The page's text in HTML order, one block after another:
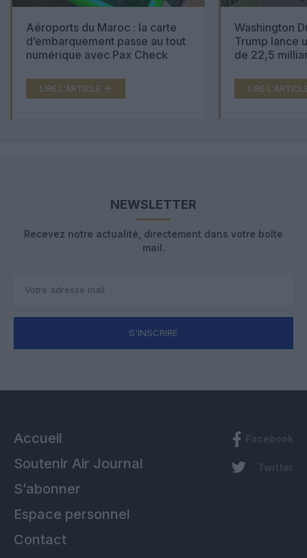
Aéroports du Maroc : la carte
d’embarquement passe au tout
numérique avec Pax Check
LIRE L'ARTICLE
Washington
Trump lance
de 22,5
LIRE
NEWSLETTER
Recevez notre actualité, directement dans votre boîte
mail.
S'INSCRIRE
Accueil
Soutenir Air Journal
S’abonner
Espace personnel
Contact